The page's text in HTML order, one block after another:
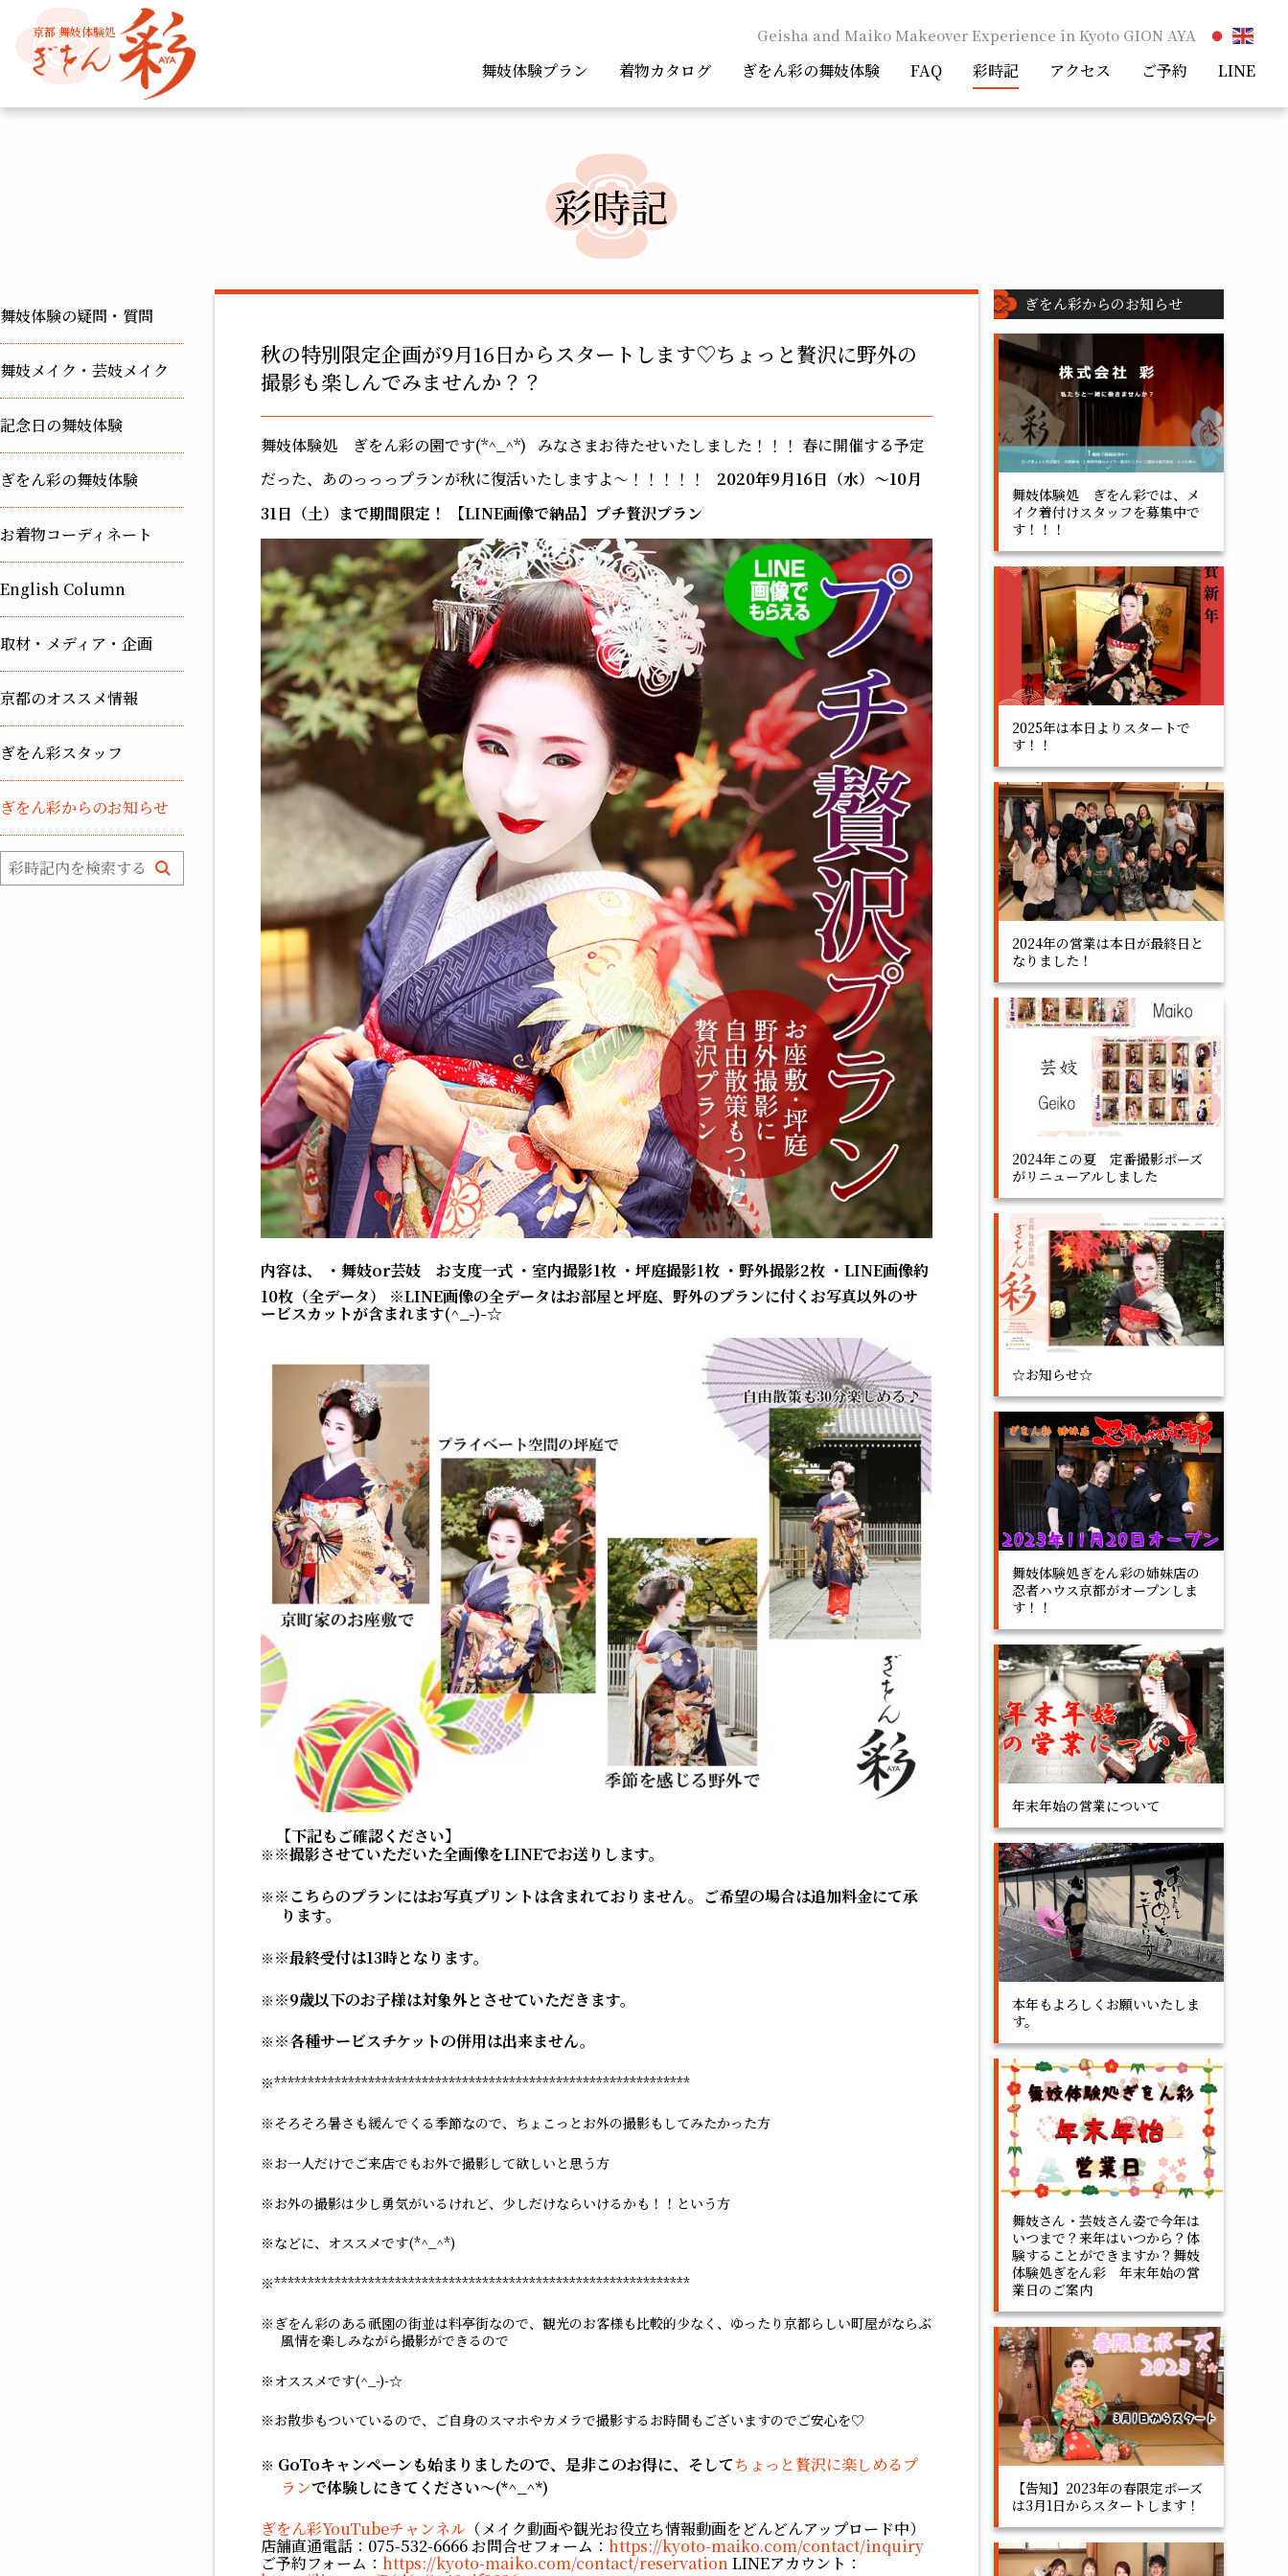
京都 舞妓体験処 Geisha and Maiko Makeover Experience in Kyoto GION AYA
舞妓体験プラン 着物カタログ ぎをん彩の舞妓体験 FAQ 彩時記 アクセス ご予約 LINE
彩時記
舞妓体験の疑問・質問
舞妓メイク・芸妓メイク
記念日の舞妓体験
ぎをん彩の舞妓体験
お着物コーディネート
English Column
取材・メディア・企画
京都のオススメ情報
ぎをん彩スタッフ
ぎをん彩からのお知らせ
秋の特別限定企画が9月16日からスタートします♡ちょっと贅沢に野外の
撮影も楽しんでみませんか？？
舞妓体験処 ぎをん彩の園です(*^_^*) みなさまお待たせいたしました！！！ 春に開催する予定
だった、あのっっっプランが秋に復活いたしますよ～！！！！！ 2020年9月16日（水）～10月
31日（土）まで期間限定！
【LINE画像で納品】プチ贅沢プラン
内容は、 ・舞妓or芸妓 お支度一式 ・室内撮影1枚 ・坪庭撮影1枚 ・野外撮影2枚 ・LINE画像約
10枚（全データ）
※LINE画像の全データはお部屋と坪庭、野外のプランに付くお写真以外のサ
ービスカットが含まれます(^_-)-☆
【下記もご確認ください】
※撮影させていただいた全画像をLINEでお送りします。
※こちらのプランにはお写真プリントは含まれておりません。ご希望の場合は追加料金にて承
ります。
※最終受付は13時となります。
※9歳以下のお子様は対象外とさせていただきます。
※各種サービスチケットの併用は出来ません。
**************************************************************
そろそろ暑さも緩んでくる季節なので、ちょこっとお外の撮影もしてみたかった方
お一人だけでご来店でもお外で撮影して欲しいと思う方
お外の撮影は少し勇気がいるけれど、少しだけならいけるかも！！という方
などに、オススメです(*^_^*)
**************************************************************
ぎをん彩のある祇園の街並は料亭街なので、観光のお客様も比較的少なく、ゆったり京都らしい町屋がならぶ
風情を楽しみながら撮影ができるので
オススメです(^_-)-☆
お散歩もついているので、ご自身のスマホやカメラで撮影するお時間もございますのでご安心を♡
GoToキャンペーンも始まりましたので、是非このお得に、そしてちょっと贅沢に楽しめるプ
ランで体験しにきてください～(*^_^*)
ぎをん彩YouTubeチャンネル （メイク動画や観光お役立ち情報動画をどんどんアップロード中）
店舗直通電話：075-532-6666 お問合せフォーム： https://kyoto-maiko.com/contact/inquiry
ご予約フォーム： https://kyoto-maiko.com/contact/reservation LINEアカウント：
ぎをん彩からのお知らせ
舞妓体験処 ぎをん彩では、メ
イク着付けスタッフを募集中で
す！！！
2025年は本日よりスタートで
す！！
2024年の営業は本日が最終日と
なりました！
2024年この夏 定番撮影ポーズ
がリニューアルしました
☆お知らせ☆
舞妓体験処ぎをん彩の姉妹店の
忍者ハウス京都がオープンしま
す！！
年末年始の営業について
本年もよろしくお願いいたしま
す。
舞妓さん・芸妓さん姿で今年は
いつまで？来年はいつから？体
験することができますか？舞妓
体験処ぎをん彩 年末年始の営
業日のご案内
【告知】2023年の春限定ポーズ
は3月1日からスタートします！